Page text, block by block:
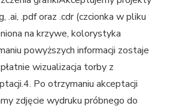
.ai, .pdf oraz .cdr (czcionka w pliku
na krzywe, kolorystyka
powyższych informacji zostaje
wizualizacja torby z
Po otrzymaniu akceptacji
zdjęcie wydruku próbnego do